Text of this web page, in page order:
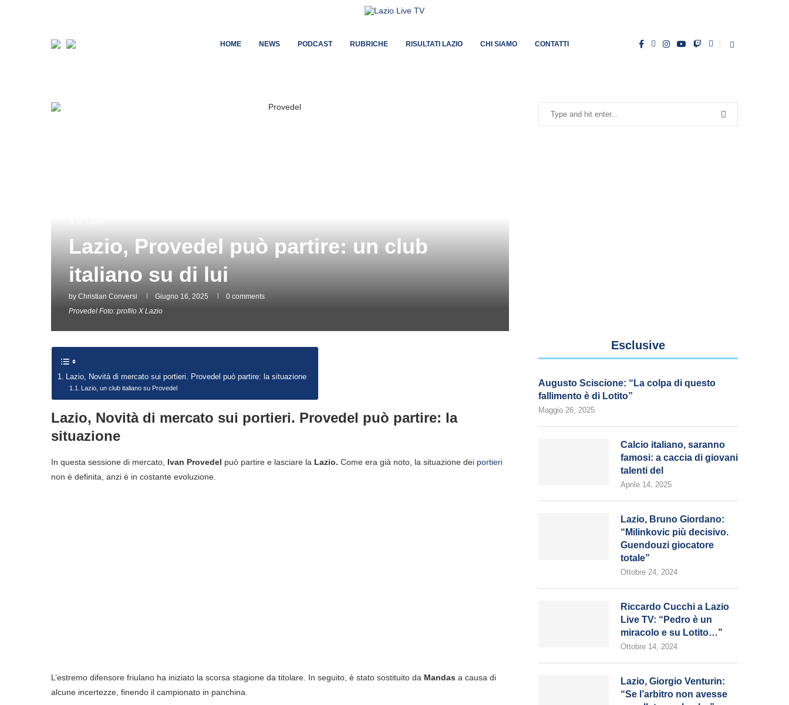
HOME NEWS PODCAST RUBRICHE RISULTATI LAZIO CHI SIAMO CONTATTI
Lazio, Provedel può partire: un club
italiano su di lui
by Christian Conversi Giugno 16, 2025
0 comments
Provedel Foto: profilo X Lazio
Lazio, Novità di mercato sui portieri. Provedel può partire: la situazione
Lazio, un club italiano su Provedel
Lazio, Novità di mercato sui portieri. Provedel può partire: la
situazione
In questa sessione di mercato, Ivan Provedel può partire e lasciare la Lazio. Come era già noto, la situazione dei portieri
non è definita, anzi è in costante evoluzione.
L’estremo difensore friulano ha iniziato la scorsa stagione da titolare. In seguito, è stato sostituito da Mandas a causa di
alcune incertezze, finendo il campionato in panchina.
Esclusive
Augusto Sciscione: “La colpa di questo
fallimento è di Lotito”
Maggio 26, 2025
Calcio italiano, saranno
famosi: a caccia di giovani
talenti del
Aprile 14, 2025
Lazio, Bruno Giordano:
“Milinkovic più decisivo.
Guendouzi giocatore
totale”
Ottobre 24, 2024
Riccardo Cucchi a Lazio
Live TV: “Pedro è un
miracolo e su Lotito…”
Ottobre 14, 2024
Lazio, Giorgio Venturin:
“Se l’arbitro non avesse